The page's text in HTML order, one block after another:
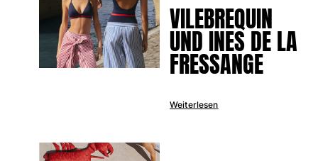
VILEBREQUIN
UND INES DE LA
FRESSANGE
Weiterlesen